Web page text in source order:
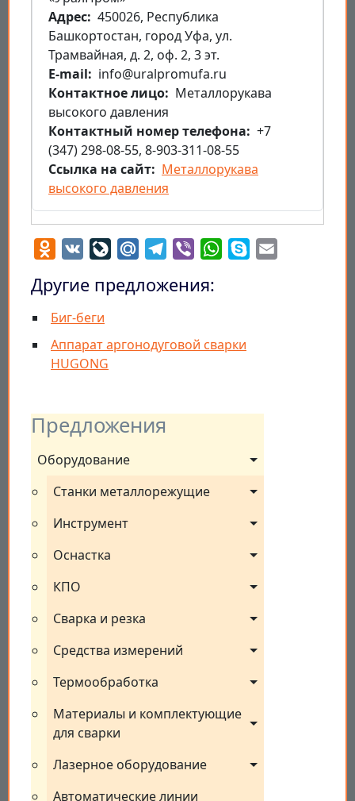
Предложения
Оборудование
Станки металлорежущие
Инструмент
Оснастка
КПО
Сварка и резка
Средства измерений
Термообработка
Материалы и комплектующие
для сварки
Лазерное оборудование
Автоматические линии
Aдрес 450026, Республика
Башкортостан, город Уфа, ул.
Трамвайная, д. 2, оф. 2, 3 эт.
E-mail
info@uralpromufa.ru
Контактное лицо
Металлорукава
высокого давления
Контактный номер телефона
+7
(347) 298-08-55, 8-903-311-08-55
Ссылка на сайт
Металлорукава
высокого давления
Odnoklassniki
VK LiveJournal
Mail.RuTelegram
Viber WhatsApp
Skype
Другие предложения:
Биг-беги
Аппарат аргонодуговой сварки
HUGONG